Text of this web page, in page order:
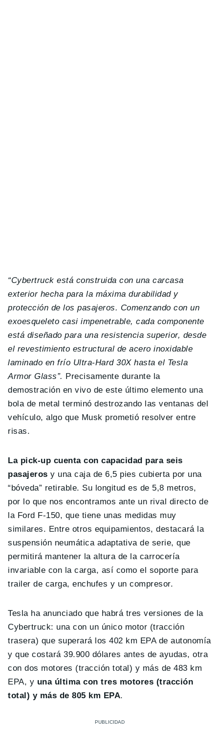
“Cybertruck está construida con una carcasa
exterior hecha para la máxima durabilidad y
protección de los pasajeros. Comenzando con un
exoesqueleto casi impenetrable, cada componente
está diseñado para una resistencia superior, desde
el revestimiento estructural de acero inoxidable
laminado en frío Ultra-Hard 30X hasta el Tesla
Armor Glass”. Precisamente durante la
demostración en vivo de este último elemento una
bola de metal terminó destrozando las ventanas del
vehículo, algo que Musk prometió resolver entre
risas.
La pick-up cuenta con capacidad para seis
pasajeros y una caja de 6,5 pies cubierta por una
“bóveda” retirable. Su longitud es de 5,8 metros,
por lo que nos encontramos ante un rival directo de
la Ford F-150, que tiene unas medidas muy
similares. Entre otros equipamientos, destacará la
suspensión neumática adaptativa de serie, que
permitirá mantener la altura de la carrocería
invariable con la carga, así como el soporte para
trailer de carga, enchufes y un compresor.
Tesla ha anunciado que habrá tres versiones de la
Cybertruck: una con un único motor (tracción
trasera) que superará los 402 km EPA de autonomía
y que costará 39.900 dólares antes de ayudas, otra
con dos motores (tracción total) y más de 483 km
EPA, y una última con tres motores (tracción
total) y más de 805 km EPA.